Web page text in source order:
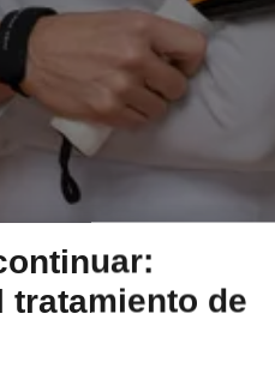
tratamiento de